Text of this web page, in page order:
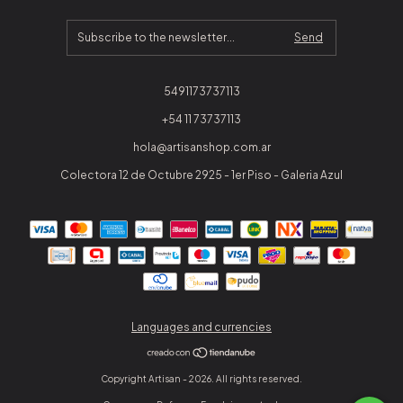
5491173737113
+54 11 73737113
hola@artisanshop.com.ar
Colectora 12 de Octubre 2925 - 1er Piso - Galeria Azul
Languages and currencies
Copyright Artisan - 2026. All rights reserved.